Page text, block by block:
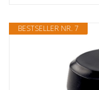
BESTSELLER NR. 7